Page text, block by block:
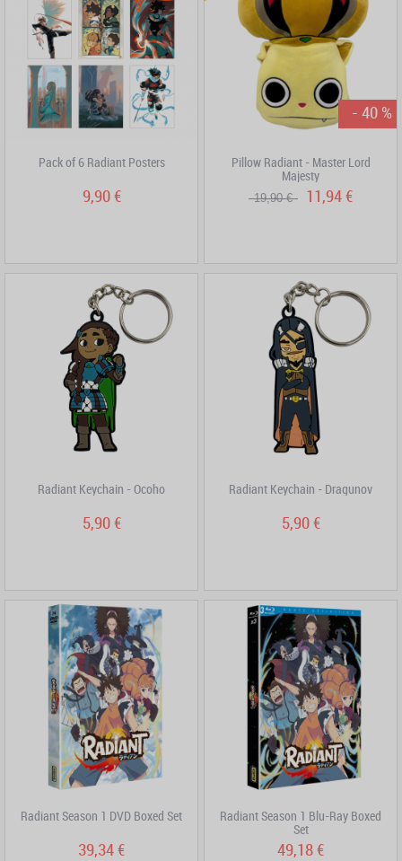
Pack of 6 Radiant Posters
9,90 €
- 40 %
Pillow Radiant - Master Lord
Majesty
19,90 € 11,94 €
Radiant Keychain - Ocoho
5,90 €
Radiant Keychain - Dragunov
5,90 €
Radiant Season 1 DVD Boxed Set
39,34 €
Radiant Season 1 Blu-Ray Boxed
Set
49,18 €